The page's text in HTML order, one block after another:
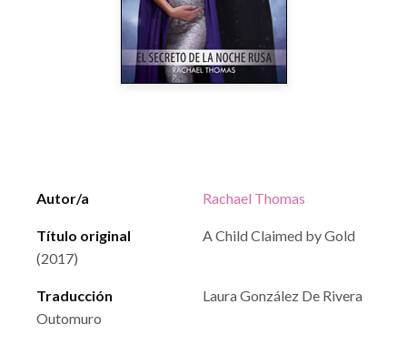
Autor/a Rachael Thomas
Título original
A Child Claimed by Gold
(2017)
Traducción
Laura González De Rivera
Outomuro